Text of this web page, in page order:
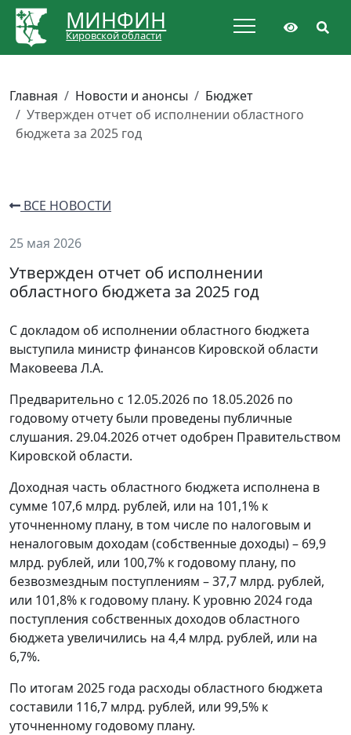
МИНФИН
Кировской области
Главная Новости и анонсы
Бюджет
Утвержден отчет об исполнении областного
бюджета за 2025 год
ВСЕ НОВОСТИ
25 мая 2026
Утвержден отчет об исполнении
областного бюджета за 2025 год
С докладом об исполнении областного бюджета
выступила министр финансов Кировской области
Маковеева Л.А.
Предварительно с 12.05.2026 по 18.05.2026 по
годовому отчету были проведены публичные
слушания. 29.04.2026 отчет одобрен Правительством
Кировской области.
Доходная часть областного бюджета исполнена в
сумме 107,6 млрд. рублей, или на 101,1% к
уточненному плану, в том числе по налоговым и
неналоговым доходам (собственные доходы) – 69,9
млрд. рублей, или 100,7% к годовому плану, по
безвозмездным поступлениям – 37,7 млрд. рублей,
или 101,8% к годовому плану. К уровню 2024 года
поступления собственных доходов областного
бюджета увеличились на 4,4 млрд. рублей, или на
6,7%.
По итогам 2025 года расходы областного бюджета
составили 116,7 млрд. рублей, или 99,5% к
уточненному годовому плану.